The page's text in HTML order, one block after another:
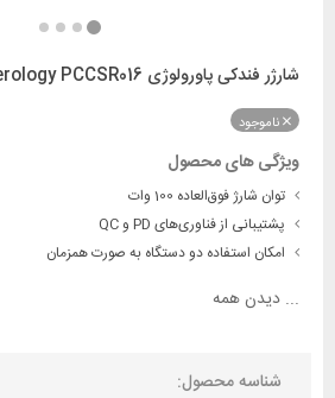
شارژر فندکی پاورولوژی Powerology PCCSR016 توان 100 وات
ناموجود
ویژگی های محصول
توان شارژ فوق‌العاده 100 وات
پشتیبانی از فناوری‌های PD و QC
امکان استفاده دو دستگاه به صورت همزمان
... دیدن همه
شناسه محصول: